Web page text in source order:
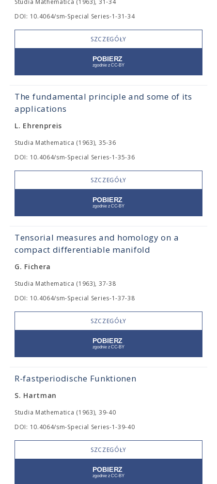
Studia Mathematica (1963), 31-34
DOI: 10.4064/sm-Special Series-1-31-34
SZCZEGÓŁY
The fundamental principle and some of its
applications
L. Ehrenpreis
Studia Mathematica (1963), 35-36
DOI: 10.4064/sm-Special Series-1-35-36
SZCZEGÓŁY
Tensorial measures and homology on a
compact differentiable manifold
G. Fichera
Studia Mathematica (1963), 37-38
DOI: 10.4064/sm-Special Series-1-37-38
SZCZEGÓŁY
R-fastperiodische Funktionen
S. Hartman
Studia Mathematica (1963), 39-40
DOI: 10.4064/sm-Special Series-1-39-40
SZCZEGÓŁY